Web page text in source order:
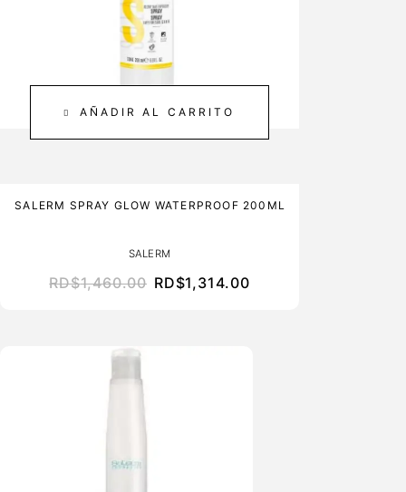
AÑADIR AL CARRITO
SALERM SPRAY GLOW WATERPROOF 200ML
SALERM
RD$1,460.00 RD$1,314.00